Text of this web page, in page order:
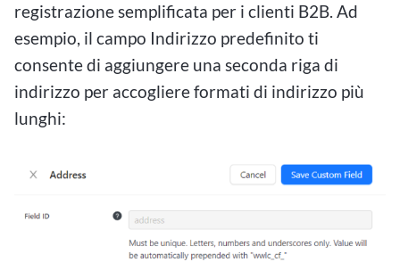
registrazione semplificata per i clienti B2B. Ad
esempio, il campo Indirizzo predefinito ti
consente di aggiungere una seconda riga di
indirizzo per accogliere formati di indirizzo più
lunghi: